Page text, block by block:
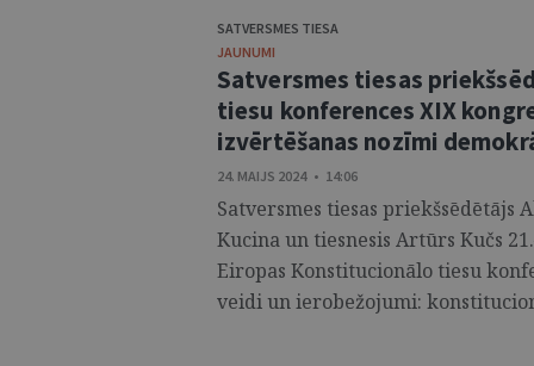
SATVERSMES TIESA
JAUNUMI
Satversmes tiesas
tiesu konferences XIX
izvērtēšanas nozīmi
24. MAIJS 2024 • 14:06
Satversmes tiesas priekšsēdētājs
Kucina un tiesnesis Artūrs Kučs
Eiropas Konstitucionālo tiesu
veidi un ierobežojumi: